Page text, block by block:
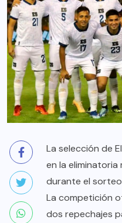
La selección de
en la
durante el
La competición
dos repechajes